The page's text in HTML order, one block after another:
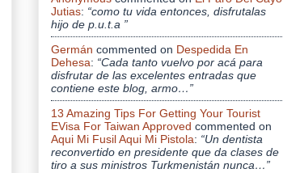
Jutias: “como tu vida entonces, disfrutalas
hijo de p.u.t.a ”
Germán commented on Despedida En
Dehesa: “Cada tanto vuelvo por acá para
disfrutar de las excelentes entradas que
contiene este blog, armo…”
13 Amazing Tips For Getting Your Tourist
EVisa For Taiwan Approved commented on
Aqui Mi Fusil Aqui Mi Pistola: “Un dentista
reconvertido en presidente que da clases de
tiro a sus ministros Turkmenistán nunca…”